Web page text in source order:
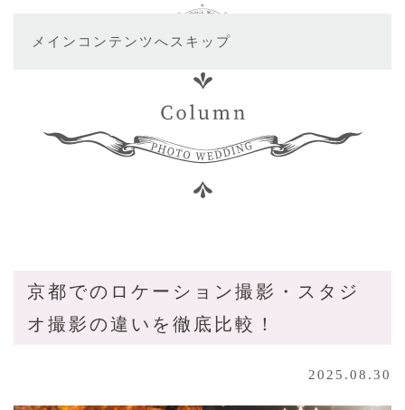
メインコンテンツへスキップ
京都でのロケーション撮影・スタジ
オ撮影の違いを徹底比較！
2025.08.30